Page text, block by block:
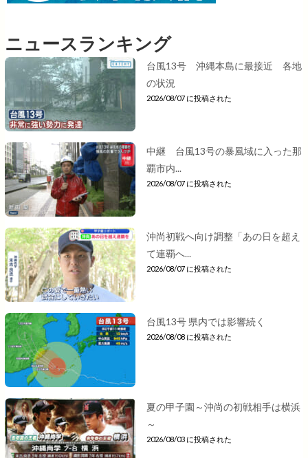
ニュースランキング
台風13号 沖縄本島に最接近 各地
の状況
2026/08/07 に投稿された
中継 台風13号の暴風域に入った那
覇市内...
2026/08/07 に投稿された
沖尚初戦へ向け調整「あの日を超え
て連覇へ...
2026/08/07 に投稿された
台風13号 県内では影響続く
2026/08/08 に投稿された
夏の甲子園～沖尚の初戦相手は横浜
～
2026/08/03 に投稿された